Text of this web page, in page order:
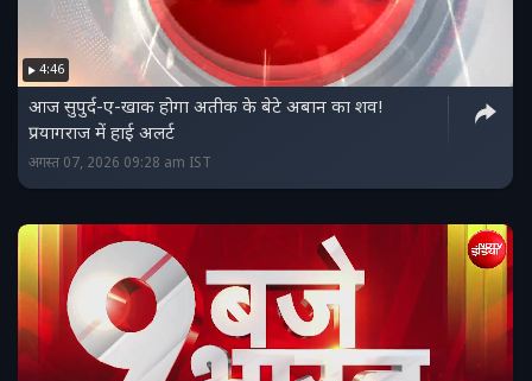
4:46
आज सुपुर्द-ए-खाक होगा अतीक के बेटे अबान का शव!
प्रयागराज में हाई अलर्ट
अगस्त 07, 2026 09:28 am IST